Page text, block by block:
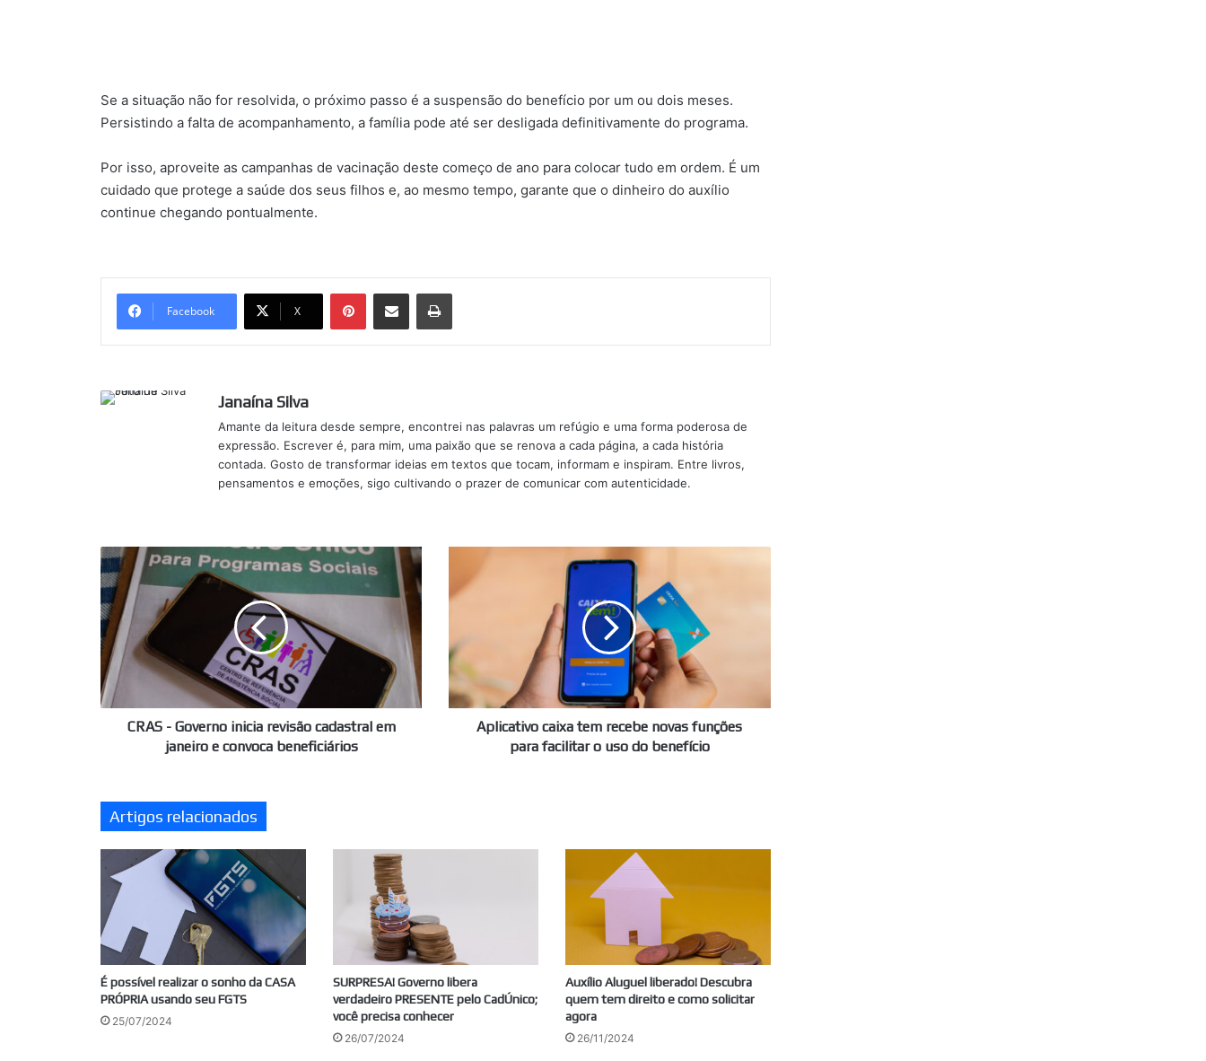
Se a situação não for resolvida, o próximo passo é a suspensão do benefício por um ou dois meses.
Persistindo a falta de acompanhamento, a família pode até ser desligada definitivamente do programa.
Por isso, aproveite as campanhas de vacinação deste começo de ano para colocar tudo em ordem. É um
cuidado que protege a saúde dos seus filhos e, ao mesmo tempo, garante que o dinheiro do auxílio
continue chegando pontualmente.
Facebook X
PinterestCompartilhar via e-mail Imprimir
Janaína Silva
Amante da leitura desde sempre, encontrei nas palavras um refúgio e uma forma poderosa de
expressão. Escrever é, para mim, uma paixão que se renova a cada página, a cada história
contada. Gosto de transformar ideias em textos que tocam, informam e inspiram. Entre livros,
pensamentos e emoções, sigo cultivando o prazer de comunicar com autenticidade.
CRAS
-
Governo
inicia
revisão
cadastral
em
janeiro
e
convoca
beneficiários
CRAS - Governo inicia revisão cadastral em
janeiro e convoca beneficiários
tem
funções
para
facilitar
o
Aplicativo caixa tem recebe novas funções
para facilitar o uso do benefício
Artigos relacionados
É possível realizar o sonho da CASA
PRÓPRIA usando seu FGTS
25/07/2024
SURPRESA! Governo libera
verdadeiro PRESENTE pelo CadÚnico;
você precisa conhecer
26/07/2024
Auxílio Aluguel liberado! Descubra
quem tem direito e como solicitar
agora
26/11/2024